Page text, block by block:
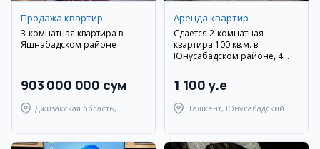
Продажа квартир
3-комнатная квартира в
Яшнабадском районе
903 000 000 сум
Джизакская область,
Аренда квартир
Сдается 2-комнатная
квартира 100 кв.м. в
Юнусабадском районе, 4
1 100 y.e
Ташкент, Юнусабадский